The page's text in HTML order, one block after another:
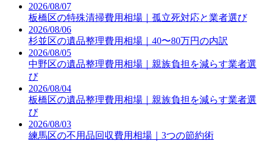
2026/08/07
板橋区の特殊清掃費用相場｜孤立死対応と業者選び
2026/08/06
杉並区の遺品整理費用相場｜40〜80万円の内訳
2026/08/05
中野区の遺品整理費用相場｜親族負担を減らす業者選
び
2026/08/04
板橋区の遺品整理費用相場｜親族負担を減らす業者選
び
2026/08/03
練馬区の不用品回収費用相場｜3つの節約術